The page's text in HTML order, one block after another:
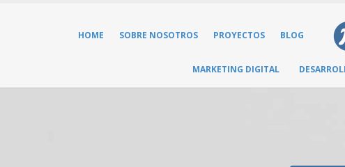
HOME SOBRE NOSOTROS PROYECTOS BLOG
MARKETING DIGITAL